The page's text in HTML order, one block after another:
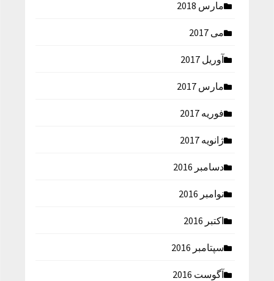
مارس 2018
می 2017
آوریل 2017
مارس 2017
فوریه 2017
ژانویه 2017
دسامبر 2016
نوامبر 2016
اکتبر 2016
سپتامبر 2016
آگوست 2016